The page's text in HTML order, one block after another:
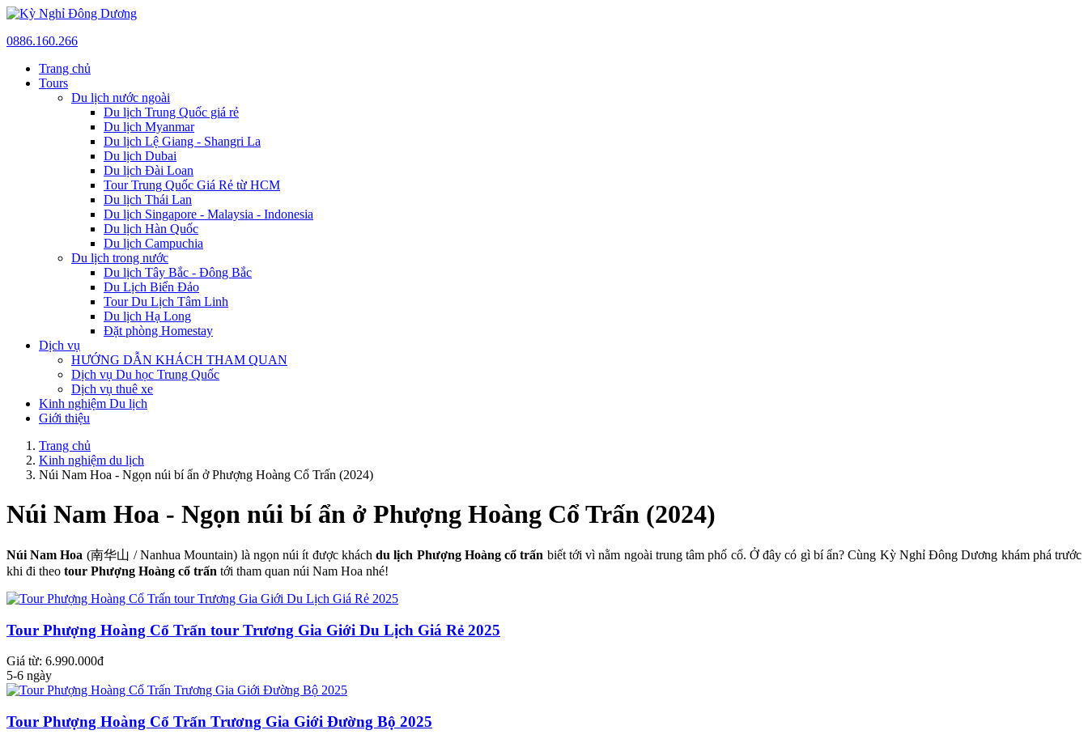
0886.160.266
Trang chủ
Tours
Du lịch nước ngoài
Du lịch Trung Quốc giá rẻ
Du lịch Myanmar
Du lịch Lệ Giang - Shangri La
Du lịch Dubai
Du lịch Đài Loan
Tour Trung Quốc Giá Rẻ từ HCM
Du lịch Thái Lan
Du lịch Singapore - Malaysia - Indonesia
Du lịch Hàn Quốc
Du lịch Campuchia
Du lịch trong nước
Du lịch Tây Bắc - Đông Bắc
Du Lịch Biển Đảo
Tour Du Lịch Tâm Linh
Du lịch Hạ Long
Đặt phòng Homestay
Dịch vụ
HƯỚNG DẪN KHÁCH THAM QUAN
Dịch vụ Du học Trung Quốc
Dịch vụ thuê xe
Kinh nghiệm Du lịch
Giới thiệu
Trang chủ
Kinh nghiệm du lịch
Núi Nam Hoa - Ngọn núi bí ẩn ở Phượng Hoàng Cổ Trấn (2024)
Núi Nam Hoa - Ngọn núi bí ẩn ở Phượng Hoàng Cổ Trấn (2024)
Núi Nam Hoa (南华山 / Nanhua Mountain) là ngọn núi ít được kháchdu lịch Phượng Hoàng cổ trấn biết tới vì nằm ngoài trung tâm phố cổ. Ở đây có gì bí ẩn? Cùng Kỳ Nghỉ Đông Dương khám phá trước
khi đi theo tour Phượng Hoàng cổ trấn tới tham quan núi Nam Hoa nhé!
Tour Phượng Hoàng Cổ Trấn tour Trương Gia Giới Du Lịch Giá Rẻ 2025
Giá từ: 6.990.000đ
5-6 ngày
Tour Phượng Hoàng Cổ Trấn Trương Gia Giới Đường Bộ 2025